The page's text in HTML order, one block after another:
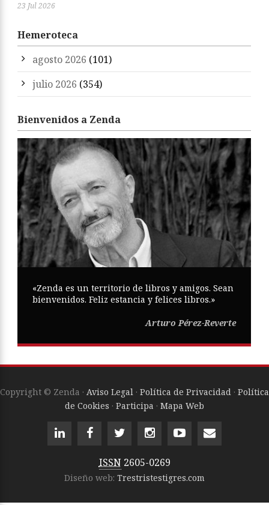
23 Jul 2026
Hemeroteca
agosto 2026 (101)
julio 2026 (354)
Bienvenidos a Zenda
«Zenda es un territorio de libros y amigos. Sean
bienvenidos. Feliz estancia y felices libros.»
Arturo Pérez-Reverte
Copyright © Zenda · Aviso Legal · Política de Privacidad · Política
de Cookies · Participa · Mapa Web
ISSN 2605-0269
Diseño web: Trestristestigres.com